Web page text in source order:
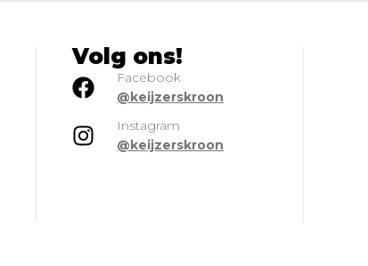
Volg ons!
Facebook
@keijzerskroon
Instagram
@keijzerskroon